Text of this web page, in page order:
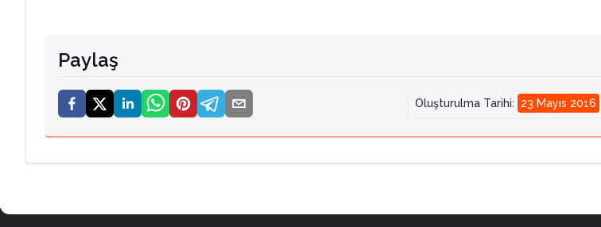
Paylaş
Oluşturulma Tarihi: 23 Mayıs 2016